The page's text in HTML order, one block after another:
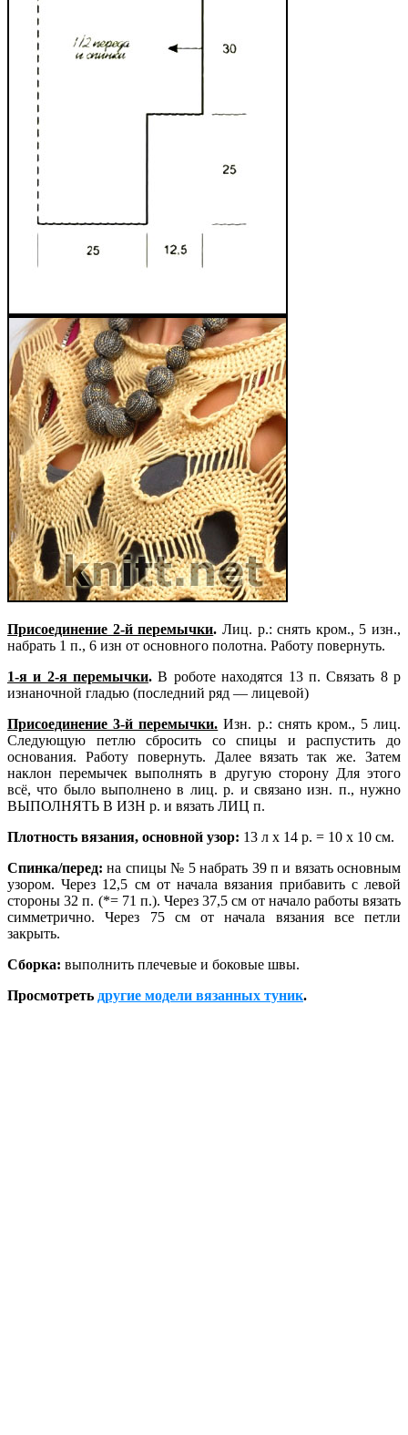
Присоединение 2-й перемычки. Лиц. р.: снять кром., 5 изн.,
набрать 1 п., 6 изн от основного полотна. Работу повернуть.
1-я и 2-я перемычки. В роботе находятся 13 п. Связать 8 р
изнаночной гладью (последний ряд — лицевой)
Присоединение 3-й перемычки. Изн. р.: снять кром., 5 лиц.
Следующую петлю сбросить со спицы и распустить до
основания. Работу повернуть. Далее вязать так же. Затем
наклон перемычек выполнять в другую сторону Для этого
всё, что было выполнено в лиц. р. и связано изн. п., нужно
ВЫПОЛНЯТЬ В ИЗН р. и вязать ЛИЦ п.
Плотность вязания, основной узор: 13 л х 14 р. = 10 х 10 см.
Спинка/перед: на спицы № 5 набрать 39 п и вязать основным
узором. Через 12,5 см от начала вязания прибавить с левой
стороны 32 п. (*= 71 п.). Через 37,5 см от начало работы вязать
симметрично. Через 75 см от начала вязания все петли
закрыть.
Сборка: выполнить плечевые и боковые швы.
Просмотреть другие модели вязанных туник.